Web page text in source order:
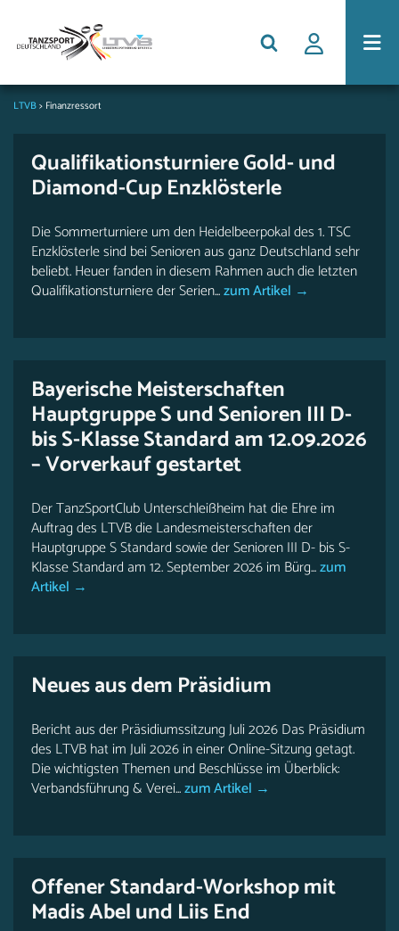
LTVB> Finanzressort
Qualifikationsturniere Gold- und
Diamond-Cup Enzklösterle
Die Sommerturniere um den Heidelbeerpokal des 1. TSC
Enzklösterle sind bei Senioren aus ganz Deutschland sehr
beliebt. Heuer fanden in diesem Rahmen auch die letzten
Qualifikationsturniere der Serien...zum Artikel →
Bayerische Meisterschaften
Hauptgruppe S und Senioren III D-
bis S-Klasse Standard am 12.09.2026
– Vorverkauf gestartet
Der TanzSportClub Unterschleißheim hat die Ehre im
Auftrag des LTVB die Landesmeisterschaften der
Hauptgruppe S Standard sowie der Senioren III D- bis S-
Klasse Standard am 12. September 2026 im Bürg...zum
Artikel →
Neues aus dem Präsidium
Bericht aus der Präsidiumssitzung Juli 2026 Das Präsidium
des LTVB hat im Juli 2026 in einer Online-Sitzung getagt.
Die wichtigsten Themen und Beschlüsse im Überblick:
Verbandsführung & Verei...zum Artikel →
Offener Standard-Workshop mit
Madis Abel und Liis End